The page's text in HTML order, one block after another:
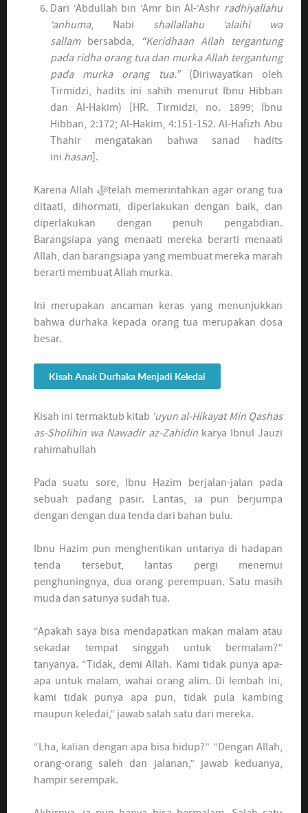
Dari ‘Abdullah bin ‘Amr bin Al-‘Ashr radhiyallahu
‘anhuma, Nabi shallallahu ‘alaihi wa
sallam
bersabda,
“Keridhaan Allah tergantung
pada ridha orang tua dan murka Allah tergantung
pada murka orang tua.”(Diriwayatkan oleh
Tirmidzi, hadits ini sahih menurut Ibnu Hibban
dan Al-Hakim) [HR. Tirmidzi, no. 1899; Ibnu
Hibban, 2:172; Al-Hakim, 4:151-152. Al-Hafizh Abu
Thahir mengatakan bahwa sanad hadits
ini hasan ].
Karena Allah ﷻtelah memerintahkan agar orang tua
ditaati, dihormati, diperlakukan dengan baik, dan
diperlakukan dengan penuh pengabdian.
Barangsiapa yang menaati mereka berarti menaati
Allah, dan barangsiapa yang membuat mereka marah
berarti membuat Allah murka.
Ini merupakan ancaman keras yang menunjukkan
bahwa durhaka kepada orang tua merupakan dosa
besar.
Kisah Anak Durhaka Menjadi Keledai
Kisah ini termaktub kitab ‘uyun al-Hikayat Min Qashas
as-Sholihin wa Nawadir az-Zahidin karya Ibnul Jauzi
rahimahullah
Pada suatu sore, Ibnu Hazim berjalan-jalan pada
sebuah padang pasir. Lantas, ia pun berjumpa
dengan dengan dua tenda dari bahan bulu.
Ibnu Hazim pun menghentikan untanya di hadapan
tenda tersebut, lantas pergi menemui
penghuningnya, dua orang perempuan. Satu masih
muda dan satunya sudah tua.
“Apakah saya bisa mendapatkan makan malam atau
sekadar tempat singgah untuk bermalam?”
tanyanya. “Tidak, demi Allah. Kami tidak punya apa-
apa untuk malam, wahai orang alim. Di lembah ini,
kami tidak punya apa pun, tidak pula kambing
maupun keledai,” jawab salah satu dari mereka.
“Lha, kalian dengan apa bisa hidup?” “Dengan Allah,
orang-orang saleh dan jalanan,” jawab keduanya,
hampir serempak.